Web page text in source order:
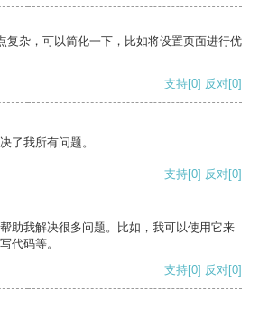
复杂，可以简化一下，比如将设置页面进行优
支持[0] 反对[0]
了我所有问题。
支持[0] 反对[0]
助我解决很多问题。比如，我可以使用它来
代码等。
支持[0] 反对[0]